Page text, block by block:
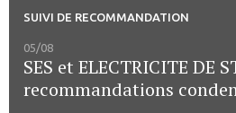
SUIVI DE RECOMMANDATION
05/08
SES et ELECTRICITE DE
recommandations